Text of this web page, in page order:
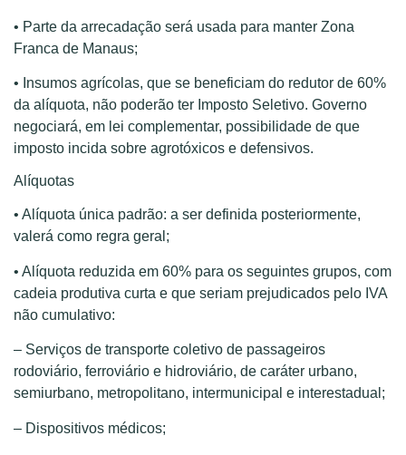
• Parte da arrecadação será usada para manter Zona
Franca de Manaus;
• Insumos agrícolas, que se beneficiam do redutor de 60%
da alíquota, não poderão ter Imposto Seletivo. Governo
negociará, em lei complementar, possibilidade de que
imposto incida sobre agrotóxicos e defensivos.
Alíquotas
• Alíquota única padrão: a ser definida posteriormente,
valerá como regra geral;
• Alíquota reduzida em 60% para os seguintes grupos, com
cadeia produtiva curta e que seriam prejudicados pelo IVA
não cumulativo:
– Serviços de transporte coletivo de passageiros
rodoviário, ferroviário e hidroviário, de caráter urbano,
semiurbano, metropolitano, intermunicipal e interestadual;
– Dispositivos médicos;